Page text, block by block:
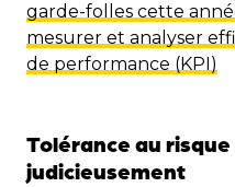
garde-folles cette
mesurer et analyser
de performance (KPI)
Tolérance au
judicieusement